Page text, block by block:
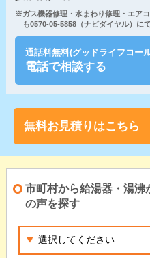
※ガス機器修理・水まわり修理・エア
も0570-05-5858（ナビダイヤル）に
通話料無料(グッドライフコー
電話で相談する
無料お見積りはこちら
市町村から給湯器・湯沸
の声を探す